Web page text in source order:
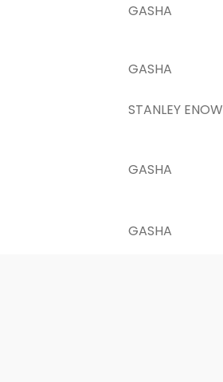
GASHA
GASHA
STANLEY ENOW
GASHA
GASHA